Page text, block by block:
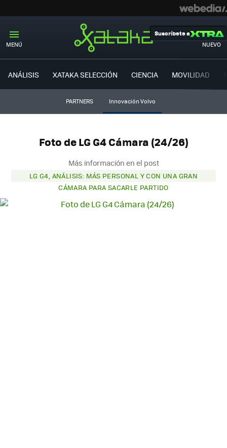
MENÚ NUEVO
Suscríbete a
ANÁLISIS XATAKA SELECCIÓN CIENCIA MOVILIDAD
PARTNERS Innovación Volvo
Foto de LG G4 Cámara (24/26)
Más información en el post
LG G4, ANÁLISIS: MÁS PERSONAL Y CON UNA GRAN
CÁMARA PARA SACARLE PARTIDO